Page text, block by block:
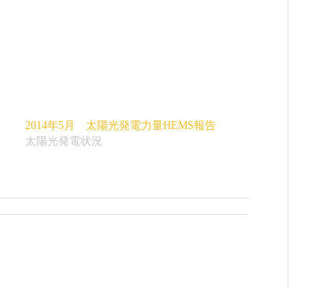
2014年5月 太陽光発電力量HEMS報告
太陽光発電状況